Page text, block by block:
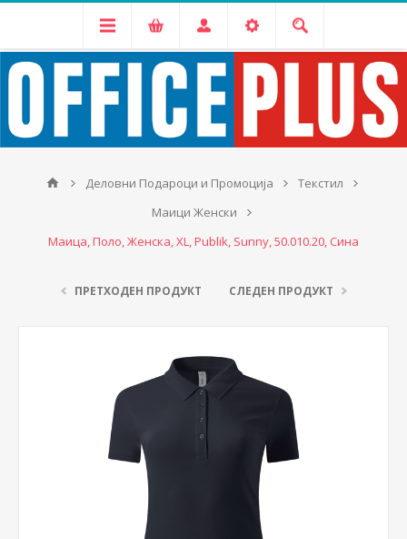
Деловни Подароци и Промоција
Текстил
Маици Женски
Маица, Поло, Женска, XL, Publik, Sunny, 50.010.20, Сина
ПРЕТХОДЕН ПРОДУКТ СЛЕДЕН ПРОДУКТ